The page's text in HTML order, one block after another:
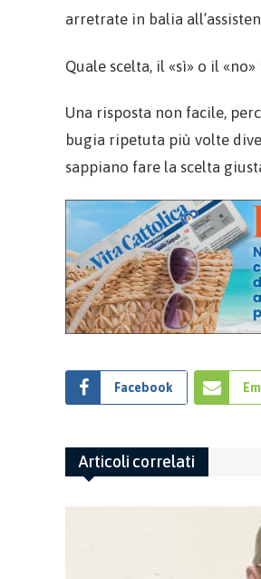
arretrate in balia
Quale scelta, il «sì» o il
Una risposta non facile,
bugia ripetuta più volte
sappiano fare la scelta
Facebook
Articoli correlati